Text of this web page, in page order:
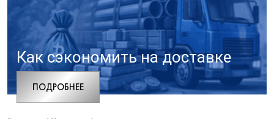
Как сэкономить на доставке
ПОДРОБНЕЕ